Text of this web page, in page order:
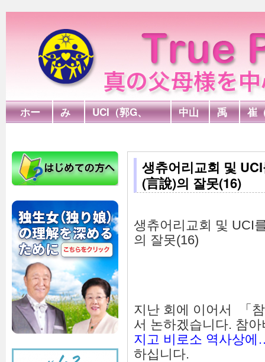
ホー
み
UCI（郭G、
中山
禹
崔
생츄어리교회 및
(言說)의 잘못(16)
생츄어리교회 및 UCI
의 잘못(16)
지난 회에 이어서 「
서 논하겠습니다. 참아
지고 비로소 역사상
하십니다.